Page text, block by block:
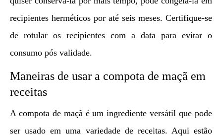
recipientes herméticos por até seis meses. Certifique-se
de rotular os recipientes com a data para evitar o
consumo pós validade.
Maneiras de usar a compota de maçã em
receitas
A compota de maçã é um ingrediente versátil que pode
ser usado em uma variedade de receitas. Aqui estão